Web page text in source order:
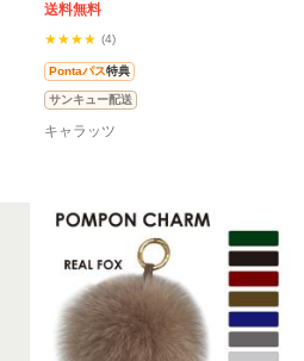
送料無料
★★★★ (4)
Pontaパス特典
サンキュー配送
キャラッツ